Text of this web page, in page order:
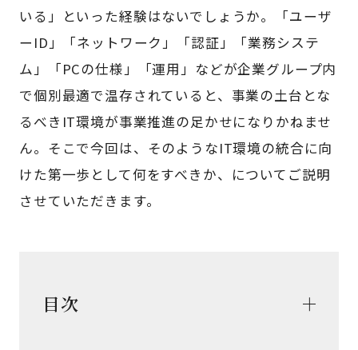
いる」といった経験はないでしょうか。「ユーザ
ーID」「ネットワーク」「認証」「業務システ
ム」「PCの仕様」「運用」などが企業グループ内
で個別最適で温存されていると、事業の土台とな
るべきIT環境が事業推進の足かせになりかねませ
ん。そこで今回は、そのようなIT環境の統合に向
けた第一歩として何をすべきか、についてご説明
させていただきます。
目次